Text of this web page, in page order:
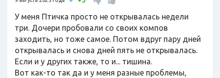
У меня Птичка просто не открывалась недели
три. Дочери пробовали со своих компов
заходить, но тоже самое. Потом вдруг пару дней
открывалась и снова дней пять не открывалась.
Если и у других также, то и... тишина.
Вот как-то так да и у меня разные проблемы,